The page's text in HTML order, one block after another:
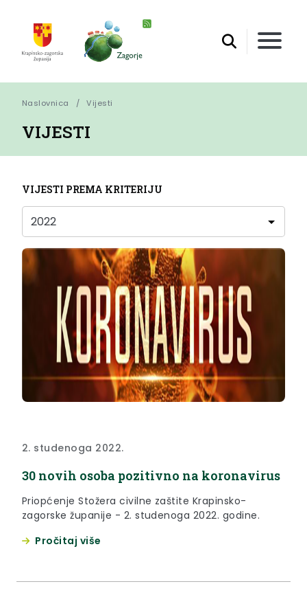
Naslovnica Vijesti
VIJESTI
VIJESTI PREMA KRITERIJU
2. studenoga 2022.
30 novih osoba pozitivno na koronavirus
Priopćenje Stožera civilne zaštite Krapinsko-
zagorske županije - 2. studenoga 2022. godine.
Pročitaj više